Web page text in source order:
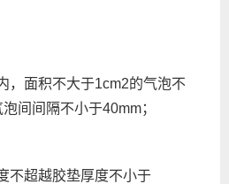
面积不大于1cm2的气泡不
间间隔不小于40mm；
超越胶垫厚度不小于